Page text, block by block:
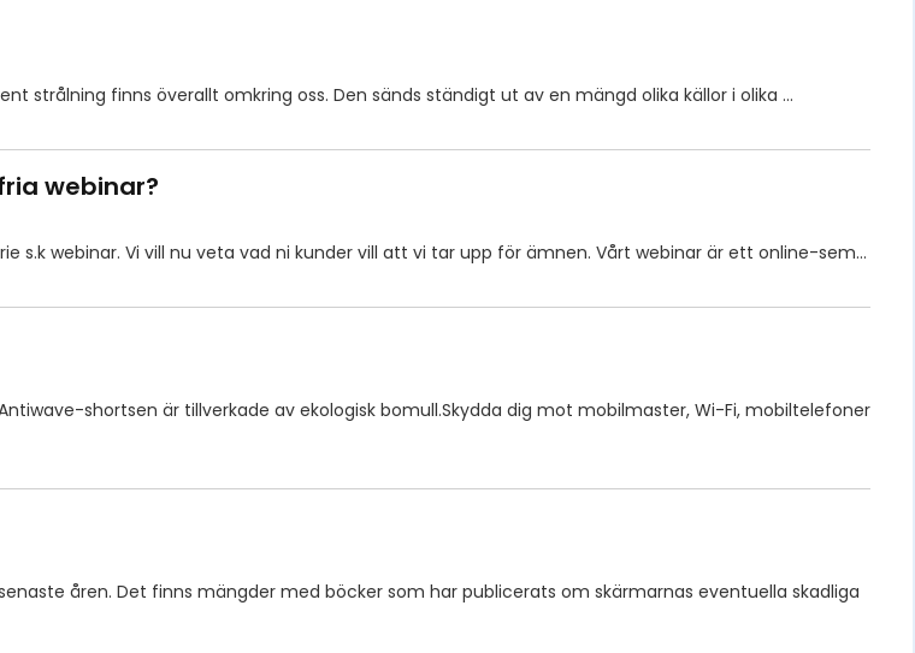
strålning finns överallt omkring oss. Den sänds ständigt ut av en mängd olika källor i olika …
webinar?
s.k webinar. Vi vill nu veta vad ni kunder vill att vi tar upp för ämnen. Vårt webinar är ett online-sem…
shortsen är tillverkade av ekologisk bomull.Skydda dig mot mobilmaster, Wi-Fi, mobiltelefoner
åren. Det finns mängder med böcker som har publicerats om skärmarnas eventuella skadliga